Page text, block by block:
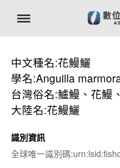
中文種名:花鰻鱺
學名:Anguilla
台灣俗名:鱸鰻、花鰻
大陸名:花鰻鱺
識別資訊
全球唯一識別碼